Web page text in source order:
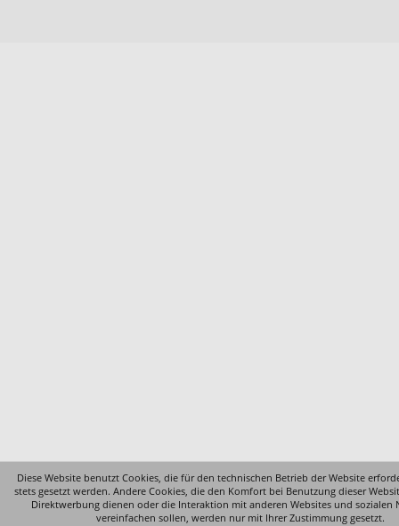
Diese Website benutzt Cookies, die für den technischen Betrieb der Website
stets gesetzt werden. Andere Cookies, die den Komfort bei Benutzung dieser
Direktwerbung dienen oder die Interaktion mit anderen Websites und sozialen
vereinfachen sollen, werden nur mit Ihrer Zustimmung gesetzt.